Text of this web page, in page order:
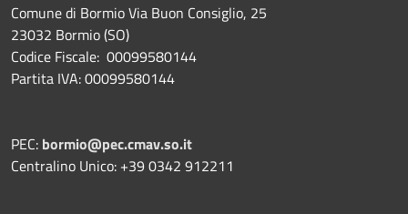
Comune di Bormio Via Buon Consiglio, 25
23032 Bormio (SO)
Codice Fiscale: 00099580144
Partita IVA: 00099580144
PEC: bormio@pec.cmav.so.it
Centralino Unico: +39 0342 912211